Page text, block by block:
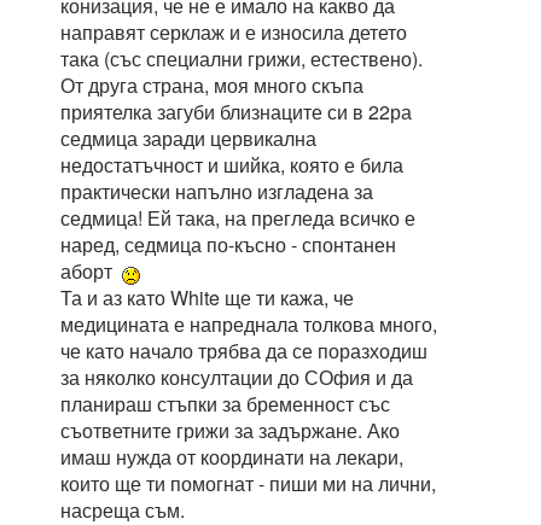
направят серклаж и е износила детето
така (със специални грижи, естествено).
От друга страна, моя много скъпа
приятелка загуби близнаците си в 22ра
седмица заради цервикална
недостатъчност и шийка, която е била
практически напълно изгладена за
седмица! Ей така, на прегледа всичко е
наред, седмица по-късно - спонтанен
аборт
Та и аз като White ще ти кажа, че
медицината е напреднала толкова много,
че като начало трябва да се поразходиш
за няколко консултации до СОфия и да
планираш стъпки за бременност със
съответните грижи за задържане. Ако
имаш нужда от координати на лекари,
които ще ти помогнат - пиши ми на лични,
насреща съм.